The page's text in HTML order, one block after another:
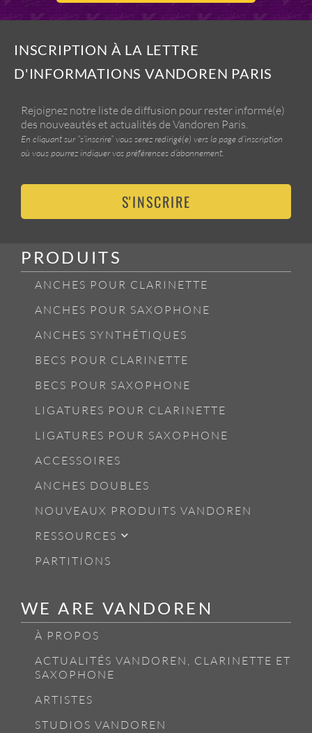
INSCRIPTION À LA LETTRE
D'INFORMATIONS VANDOREN PARIS
Rejoignez notre liste de diffusion pour rester informé(e)
des nouveautés et actualités de Vandoren Paris.
En cliquant sur “s’inscrire” vous serez redirigé(e) vers la page d’inscription
où vous pourrez indiquer vos préférences d’abonnement.
S'INSCRIRE
PRODUITS
ANCHES POUR CLARINETTE
ANCHES POUR SAXOPHONE
ANCHES SYNTHÉTIQUES
BECS POUR CLARINETTE
BECS POUR SAXOPHONE
LIGATURES POUR CLARINETTE
LIGATURES POUR SAXOPHONE
ACCESSOIRES
ANCHES DOUBLES
NOUVEAUX PRODUITS VANDOREN
RESSOURCES
PARTITIONS
WE ARE VANDOREN
À PROPOS
ACTUALITÉS VANDOREN, CLARINETTE ET
SAXOPHONE
ARTISTES
STUDIOS VANDOREN